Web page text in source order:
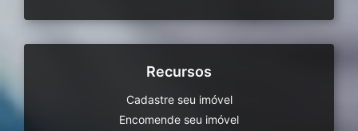
Recursos
Cadastre seu imóvel
Encomende seu imóvel